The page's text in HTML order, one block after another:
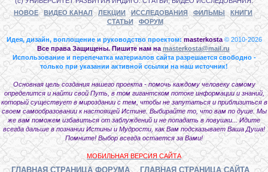
НОВОЕ
ВИДЕО КАНАЛ ЛЕКЦИИ ИССЛЕДОВАНИЯ ФИЛЬМЫ
КНИГИ
СТАТЬИ
ФОРУМ
Идея, дизайн, воплощение и руководство проектом: masterkosta © 2010-2026
Все права Защищены. Пишите нам на masterkosta@mail.ru
Использование и перепечатка материалов сайта разрешается свободно -
только при указании активной ссылки на наш источник!
Основная цель создания нашего проекта - помочь каждому человеку самому
определится и найти свой Путь, в том гигантском потоке информации и знаний,
который существует в мироздании с тем, чтобы не запутаться и приблизиться в
своем самообразовании к настоящей Истине. Выбирайте то, что вам по душе. Мы
же вам поможем избавиться от заблуждений и не попадать в ловушки... Идите
всегда дальше в познании Истины и Мудрости, как Вам подсказывает Ваша Душа!
Помните! Выбор всегда остается за Вами!
МОБИЛЬНАЯ ВЕРСИЯ САЙТА
ГЛАВНАЯ СТРАНИЦА ФОРУМА ГЛАВНАЯ СТРАНИЦА САЙТА